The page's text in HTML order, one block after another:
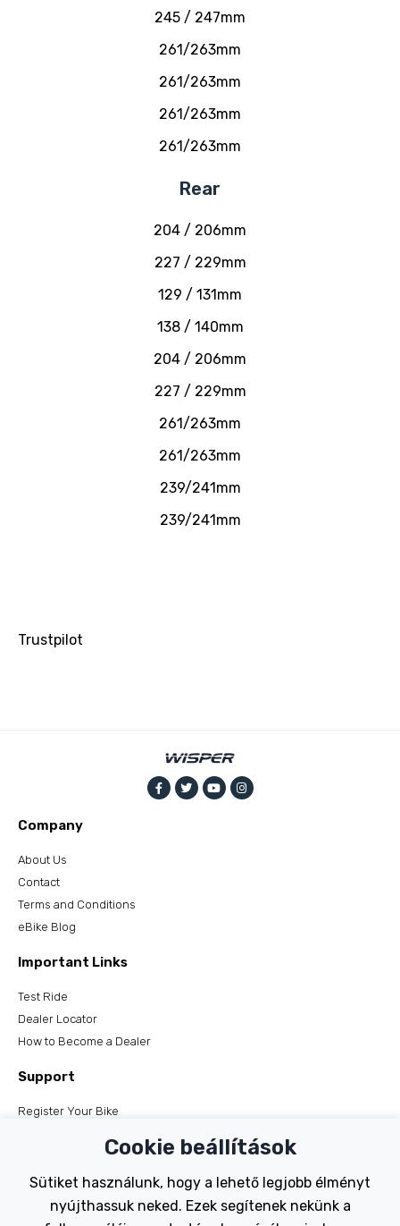
245 / 247mm
261/263mm
261/263mm
261/263mm
261/263mm
Rear
204 / 206mm
227 / 229mm
129 / 131mm
138 / 140mm
204 / 206mm
227 / 229mm
261/263mm
261/263mm
239/241mm
239/241mm
Trustpilot
Company
About Us
Contact
Terms and Conditions
eBike Blog
Important Links
Test Ride
Dealer Locator
How to Become a Dealer
Support
Register Your Bike
Tutorials
Electric Bikes
Cookie beállítások
Sütiket használunk, hogy a lehető legjobb élményt
nyújthassuk neked. Ezek segítenek nekünk a